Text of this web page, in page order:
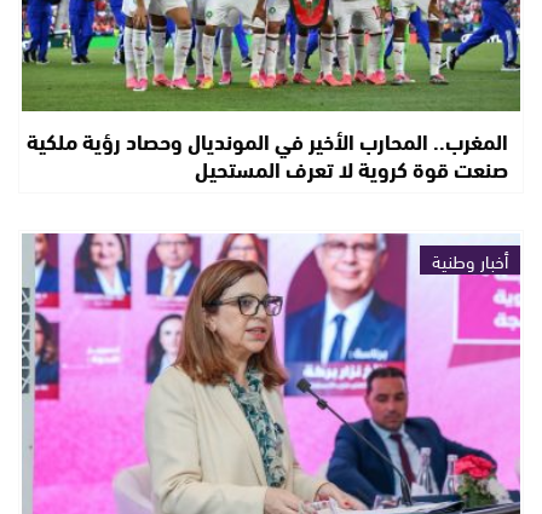
المغرب.. المحارب الأخير في المونديال وحصاد رؤية ملكية
صنعت قوة كروية لا تعرف المستحيل
أخبار وطنية